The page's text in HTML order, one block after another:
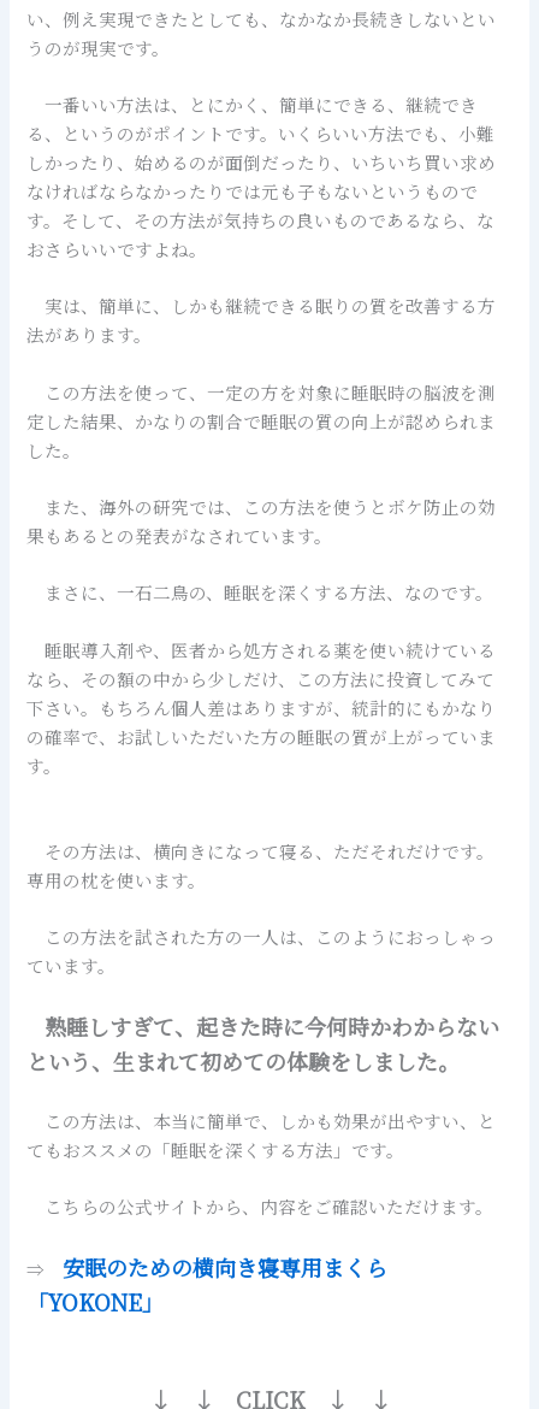
い、例え実現できたとしても、なかなか長続きしないとい
うのが現実です。
一番いい方法は、とにかく、簡単にできる、継続でき
る、というのがポイントです。いくらいい方法でも、小難
しかったり、始めるのが面倒だったり、いちいち買い求め
なければならなかったりでは元も子もないというもので
す。そして、その方法が気持ちの良いものであるなら、な
おさらいいですよね。
実は、簡単に、しかも継続できる眠りの質を改善する方
法があります。
この方法を使って、一定の方を対象に睡眠時の脳波を測
定した結果、かなりの割合で睡眠の質の向上が認められま
した。
また、海外の研究では、この方法を使うとボケ防止の効
果もあるとの発表がなされています。
まさに、一石二鳥の、睡眠を深くする方法、なのです。
睡眠導入剤や、医者から処方される薬を使い続けている
なら、その額の中から少しだけ、この方法に投資してみて
下さい。もちろん個人差はありますが、統計的にもかなり
の確率で、お試しいただいた方の睡眠の質が上がっていま
す。
その方法は、横向きになって寝る、ただそれだけです。
専用の枕を使います。
この方法を試された方の一人は、このようにおっしゃっ
ています。
熟睡しすぎて、起きた時に今何時かわからない
という、生まれて初めての体験をしました。
この方法は、本当に簡単で、しかも効果が出やすい、と
てもおススメの「睡眠を深くする方法」です。
こちらの公式サイトから、内容をご確認いただけます。
⇒ 安眠のための横向き寝専用まくら
「YOKONE」
↓ ↓ CLICK ↓ ↓